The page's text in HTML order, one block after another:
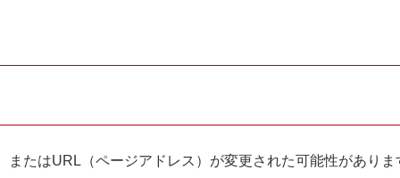
たはURL（ページアドレス）が変更された可能性がありま